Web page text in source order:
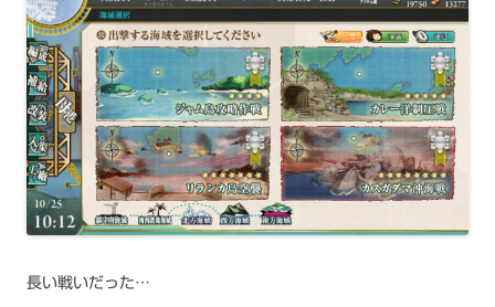
長い戦いだった…